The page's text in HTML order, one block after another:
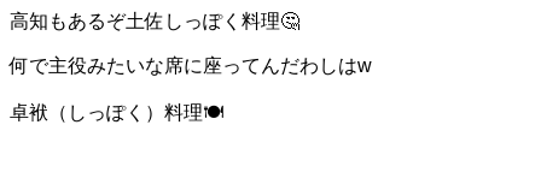
高知もあるぞ土佐しっぽく料理🤔
何で主役みたいな席に座ってんだわしはw
卓袱（しっぽく）料理🍽